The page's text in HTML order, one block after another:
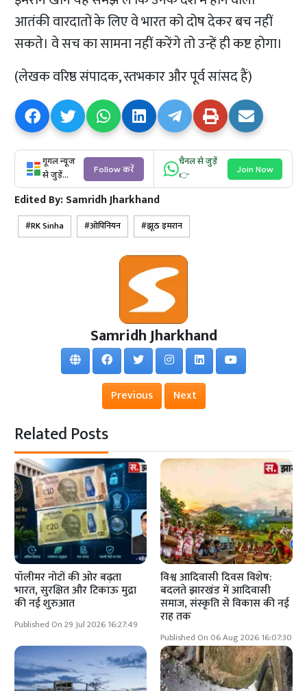
आतंकी वारदातों के लिए वे भारत को दोष देकर बच नहीं
सकते। वे सच का सामना नहीं करेंगे तो उन्हें ही कष्ट होगा।
(लेखक वरिष्ठ संपादक, स्तभकार और पूर्व सांसद हैं)
गूगल न्यूज
से जुड़ें...
Follow करें
चैनल से जुड़ें
👉
Join Now
Edited By:Samridh Jharkhand
RK Sinha ओपिनियन झूठ इमरान
Samridh Jharkhand
Previous Next
Related Posts
पॉलीमर नोटों की ओर बढ़ता
भारत, सुरक्षित और टिकाऊ मुद्रा
की नई शुरुआत
Published On 29 Jul 2026 16:27:49
विश्व आदिवासी दिवस विशेष:
बदलते झारखंड में आदिवासी
समाज, संस्कृति से विकास की नई
राह तक
Published On 06 Aug 2026 16:07:30